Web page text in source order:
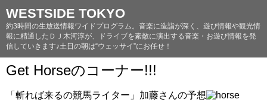
WESTSIDE TOKYO
約3時間の生放送情報ワイドプログラム。音楽に造詣が深く、遊び情報や観光情
報に精通したＤＪ木河淳が、ドライブを素敵に演出する音楽・お遊び情報を発
信していきます♪土日の朝は“ウェッサイ”にお任せ！
Get Horseのコーナー!!!
「斬れば来るの競馬ライター」加藤さんの予想